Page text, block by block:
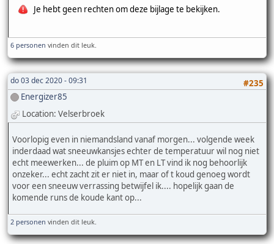
Je hebt geen rechten om deze bijlage te bekijken.
6 personen vinden dit leuk.
do 03 dec 2020 - 09:31
#235
Energizer85
Location: Velserbroek
Voorlopig even in niemandsland vanaf morgen... volgende week
inderdaad wat sneeuwkansjes echter de temperatuur wil nog niet
echt meewerken... de pluim op MT en LT vind ik nog behoorlijk
onzeker... echt zacht zit er niet in, maar of t koud genoeg wordt
voor een sneeuw verrassing betwijfel ik.... hopelijk gaan de
komende runs de koude kant op...
2 personen vinden dit leuk.